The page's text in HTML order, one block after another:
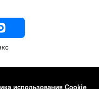
использования Cookie